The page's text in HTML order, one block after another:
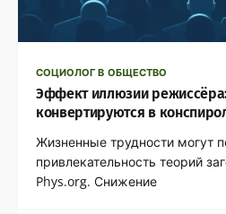
СОЦИОЛОГ В ОБЩЕСТВО
Эффект иллюзии
конвертируются в
Жизненные трудности могут
привлекательность теорий
Phys.org. Снижение